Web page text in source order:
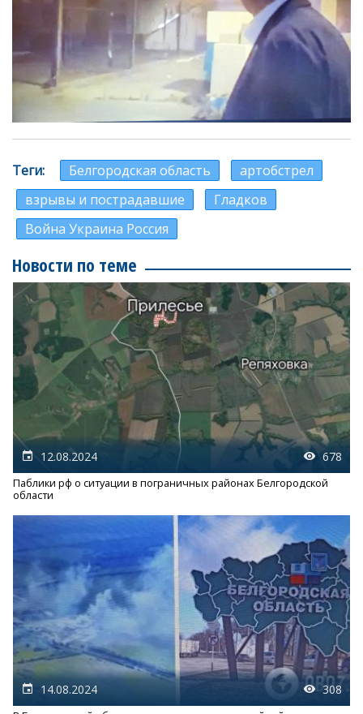
Теги Белгородская область
артобстрел
взрывы и пострадавшие
Гладков
Война Украина Россия
Новости по теме
12.08.2024 678
Паблики рф о ситуации в пограничных районах Белгородской
области
14.08.2024 308